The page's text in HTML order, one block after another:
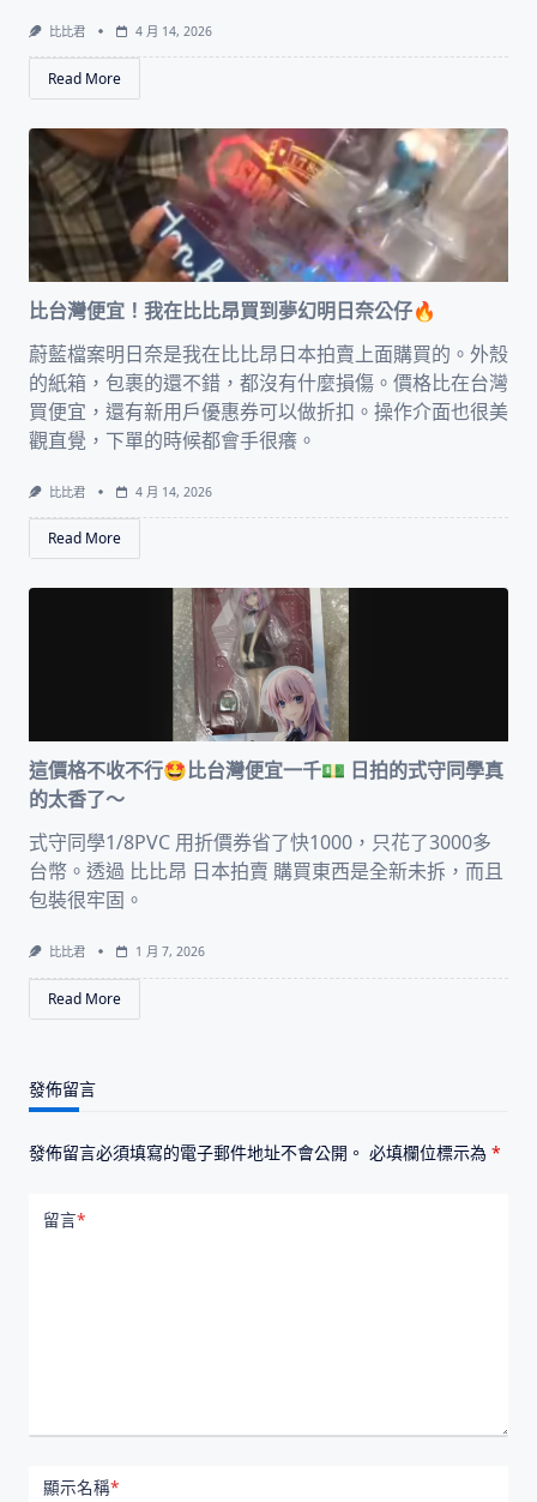
比比君 4 月 14, 2026
Read More
比台灣便宜！我在比比昂買到夢幻明日奈公仔🔥
蔚藍檔案明日奈是我在比比昂日本拍賣上面購買的。外殼
的紙箱，包裹的還不錯，都沒有什麼損傷。價格比在台灣
買便宜，還有新用戶優惠券可以做折扣。操作介面也很美
觀直覺，下單的時候都會手很癢。
比比君 4 月 14, 2026
Read More
這價格不收不行🤩比台灣便宜一千💵 日拍的式守同學真
的太香了～
式守同學1/8PVC 用折價券省了快1000，只花了3000多
台幣。透過 比比昂 日本拍賣 購買東西是全新未拆，而且
包裝很牢固。
比比君 1 月 7, 2026
Read More
發佈留言
發佈留言必須填寫的電子郵件地址不會公開。 必填欄位標示為 *
留言*
顯示名稱*